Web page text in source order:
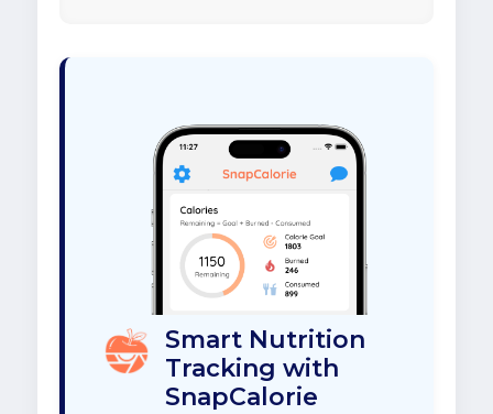
Smart Nutrition
Tracking with
SnapCalorie